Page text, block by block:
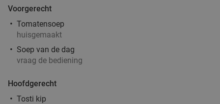
Voorgerecht
Tomatensoep
huisgemaakt
Soep van de dag
vraag de bediening
Hoofdgerecht
Tosti kip